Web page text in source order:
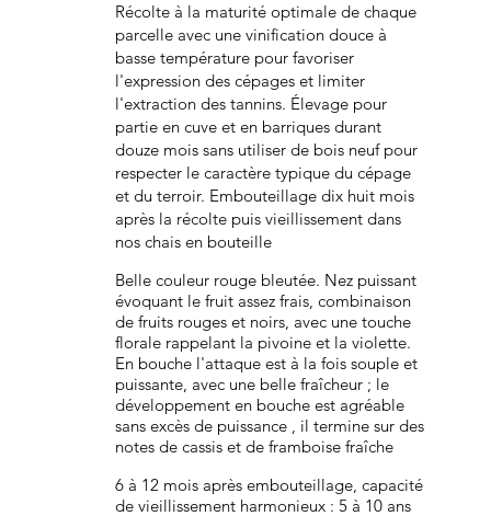
Récolte à la maturité optimale de chaque
parcelle avec une vinification douce à
basse température pour favoriser
l'expression des cépages et limiter
l'extraction des tannins. Élevage pour
partie en cuve et en barriques durant
douze mois sans utiliser de bois neuf pour
respecter le caractère typique du cépage
et du terroir. Embouteillage dix huit mois
après la récolte puis vieillissement dans
nos chais en bouteille
Belle couleur rouge bleutée. Nez puissant
évoquant le fruit assez frais, combinaison
de fruits rouges et noirs, avec une touche
florale rappelant la pivoine et la violette.
En bouche l'attaque est à la fois souple et
puissante, avec une belle fraîcheur ; le
développement en bouche est agréable
sans excès de puissance , il termine sur des
notes de cassis et de framboise fraîche
6 à 12 mois après embouteillage, capacité
de vieillissement harmonieux : 5 à 10 ans